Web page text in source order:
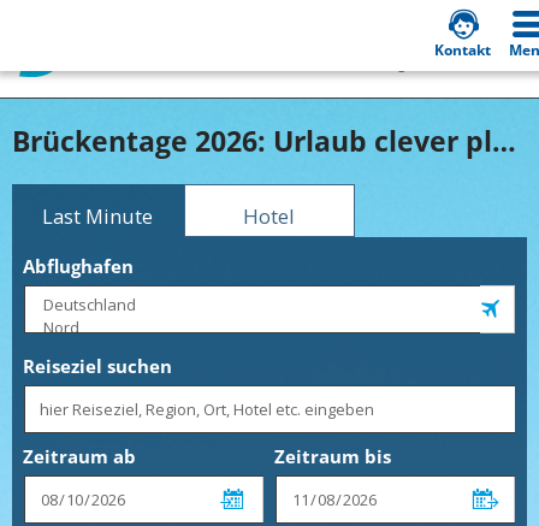
Hotline +49 2301 94580650
Kontakt
Brückentage 2026: Urlaub clever planen!
Last Minute Hotel
Abflughafen
Reiseziel suchen
Zeitraum ab Zeitraum bis